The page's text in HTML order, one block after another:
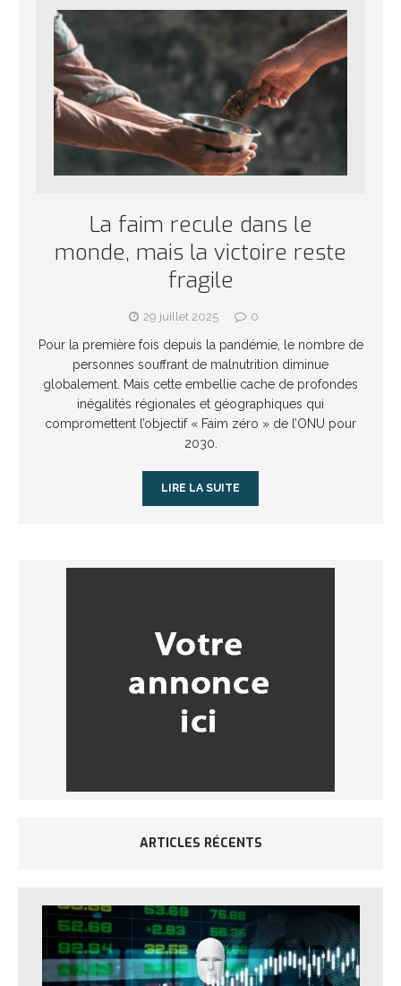
La faim recule dans le
monde, mais la victoire reste
fragile
29 juillet 2025 0
Pour la première fois depuis la pandémie, le nombre de
personnes souffrant de malnutrition diminue
globalement. Mais cette embellie cache de profondes
inégalités régionales et géographiques qui
compromettent l’objectif « Faim zéro » de l’ONU pour
2030.
LIRE LA SUITE
ARTICLES RÉCENTS